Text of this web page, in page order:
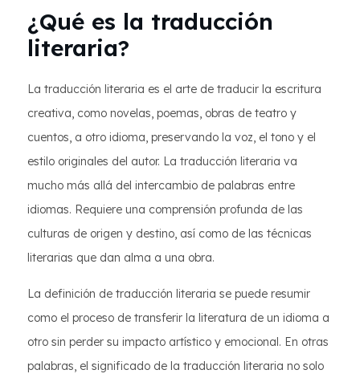
¿Qué es la traducción
literaria?
La traducción literaria es el arte de traducir la escritura
creativa, como novelas, poemas, obras de teatro y
cuentos, a otro idioma, preservando la voz, el tono y el
estilo originales del autor. La traducción literaria va
mucho más allá del intercambio de palabras entre
idiomas. Requiere una comprensión profunda de las
culturas de origen y destino, así como de las técnicas
literarias que dan alma a una obra.
La definición de traducción literaria se puede resumir
como el proceso de transferir la literatura de un idioma a
otro sin perder su impacto artístico y emocional. En otras
palabras, el significado de la traducción literaria no solo